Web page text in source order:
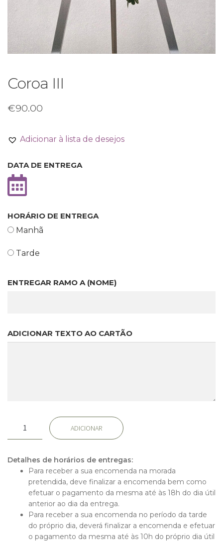
Início
Rosas
Coroa III
€90.00
Adicionar à lista de desejos
DATA DE ENTREGA
HORÁRIO DE ENTREGA
Manhã
Tarde
ENTREGAR RAMO A (NOME)
ADICIONAR TEXTO AO CARTÃO
Quantidade
III
ADICIONAR
Detalhes de horários de entregas:
Para receber a sua encomenda na morada
pretendida, deve finalizar a encomenda bem como
efetuar o pagamento da mesma até às 18h do dia útil
anterior ao dia da entrega.
Para receber a sua encomenda no período da tarde
do próprio dia, deverá finalizar a encomenda e efetuar
o pagamento da mesma até às 10h do próprio dia útil